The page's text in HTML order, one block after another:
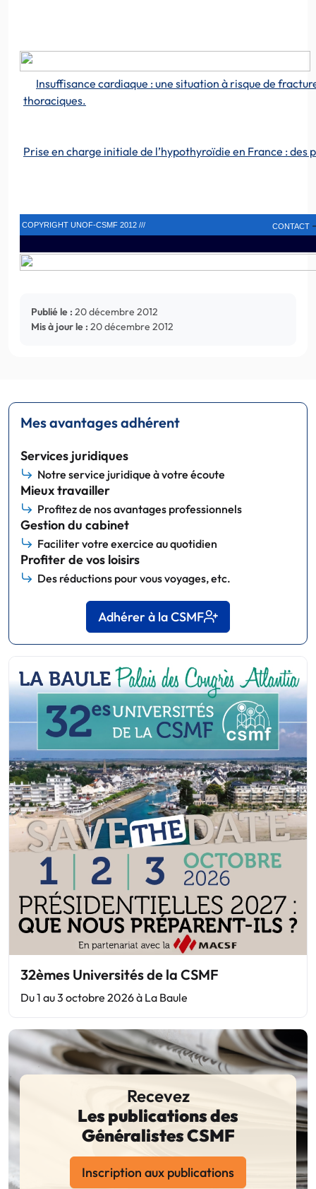
Insuffisance cardiaque : une situation à risque de
thoraciques.
Prise en charge initiale de l’hypothyroïdie en France : des
COPYRIGHT UNOF-CSMF 2012 /// CONTACT
Publié le : 20 décembre 2012
Mis à jour le : 20 décembre 2012
Mes avantages adhérent
Services juridiques
Notre service juridique à votre écoute
Mieux travailler
Profitez de nos avantages professionnels
Gestion du cabinet
Faciliter votre exercice au quotidien
Profiter de vos loisirs
Des réductions pour vous voyages, etc.
Adhérer à la CSMF
32èmes Universités de la CSMF
Du 1 au 3 octobre 2026 à La Baule
Recevez
Les publications des
Généralistes CSMF
Inscription aux publications